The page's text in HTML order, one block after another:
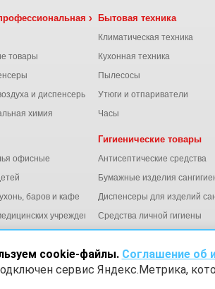
химия
товары
и диспенсеры
химия
Бытовая техника
Климатическая техника
Кухонная техника
Пылесосы
Утюги и отпариватели
Часы
офисные
баров и кафе
учреждений
Гигиенические товары
Антисептические средства
Бумажные изделия
Диспенсеры для изделий
Средства личной гигиены
персональных данных
cookie-файлы. Соглашение об
сервис Яндекс.Метрика,